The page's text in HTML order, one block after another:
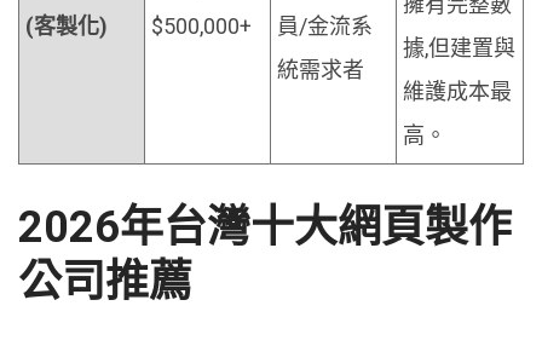
(客製化)
$500,000+
員/金流系
統需求者
據,但建置與
維護成本最
高。
2026年台灣十大網頁製作
公司推薦